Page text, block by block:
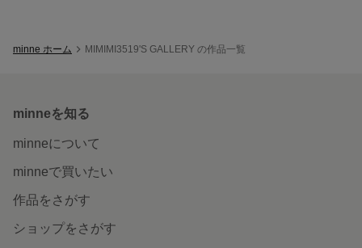
minne ホーム MIMIMI3519'S GALLERY の作品一覧
minneを知る
minneについて
minneで買いたい
作品をさがす
ショップをさがす